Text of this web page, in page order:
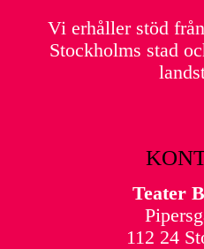
Vi erhåller stöd
Stockholms stad
Teater
112 24